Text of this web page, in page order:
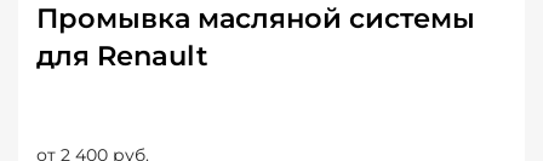
Промывка масляной системы
для Renault
от 2 400 руб.